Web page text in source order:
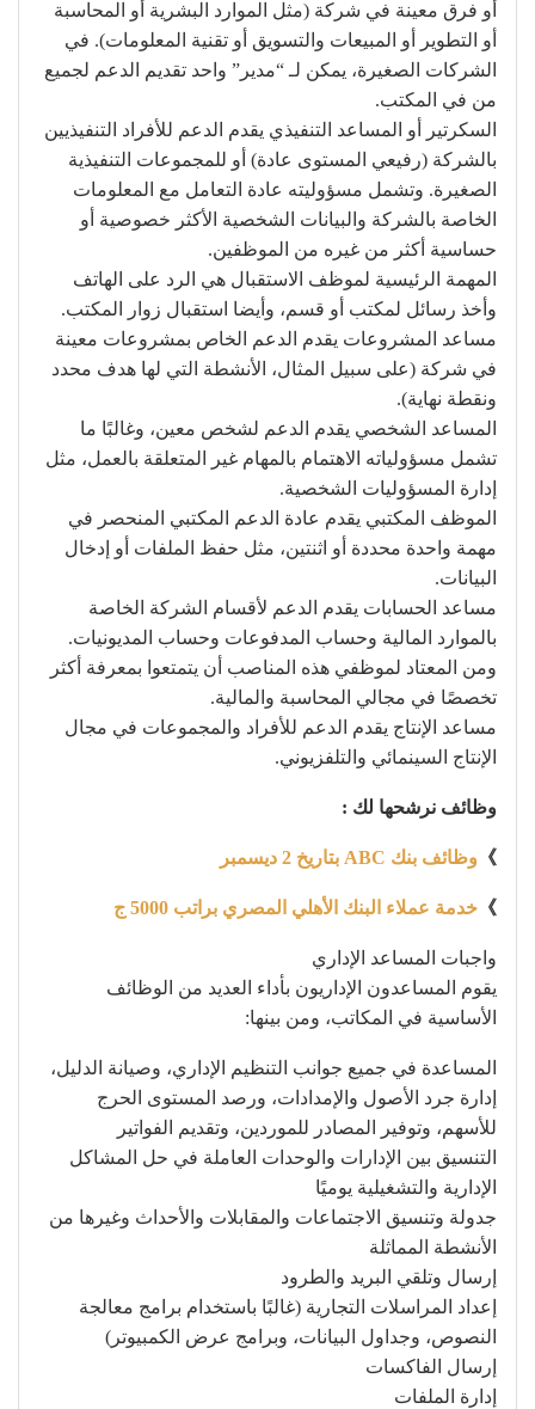
أو فرق معينة في شركة (مثل الموارد البشرية أو المحاسبة
أو التطوير أو المبيعات والتسويق أو تقنية المعلومات). في
الشركات الصغيرة، يمكن لـ “مدير” واحد تقديم الدعم لجميع
من في المكتب.
السكرتير أو المساعد التنفيذي يقدم الدعم للأفراد التنفيذيين
بالشركة (رفيعي المستوى عادة) أو للمجموعات التنفيذية
الصغيرة. وتشمل مسؤوليته عادة التعامل مع المعلومات
الخاصة بالشركة والبيانات الشخصية الأكثر خصوصية أو
حساسية أكثر من غيره من الموظفين.
المهمة الرئيسية لموظف الاستقبال هي الرد على الهاتف
وأخذ رسائل لمكتب أو قسم، وأيضا استقبال زوار المكتب.
مساعد المشروعات يقدم الدعم الخاص بمشروعات معينة
في شركة (على سبيل المثال، الأنشطة التي لها هدف محدد
ونقطة نهاية).
المساعد الشخصي يقدم الدعم لشخص معين، وغالبًا ما
تشمل مسؤولياته الاهتمام بالمهام غير المتعلقة بالعمل، مثل
إدارة المسؤوليات الشخصية.
الموظف المكتبي يقدم عادة الدعم المكتبي المنحصر في
مهمة واحدة محددة أو اثنتين، مثل حفظ الملفات أو إدخال
البيانات.
مساعد الحسابات يقدم الدعم لأقسام الشركة الخاصة
بالموارد المالية وحساب المدفوعات وحساب المديونيات.
ومن المعتاد لموظفي هذه المناصب أن يتمتعوا بمعرفة أكثر
تخصصًا في مجالي المحاسبة والمالية.
مساعد الإنتاج يقدم الدعم للأفراد والمجموعات في مجال
الإنتاج السينمائي والتلفزيوني.
وظائف نرشحها لك :
》 وظائف بنك ABC بتاريخ 2 ديسمبر
》 خدمة عملاء البنك الأهلي المصري براتب 5000 ج
واجبات المساعد الإداري
يقوم المساعدون الإداريون بأداء العديد من الوظائف
الأساسية في المكاتب، ومن بينها:
المساعدة في جميع جوانب التنظيم الإداري، وصيانة الدليل،
إدارة جرد الأصول والإمدادات، ورصد المستوى الحرج
للأسهم، وتوفير المصادر للموردين، وتقديم الفواتير
التنسيق بين الإدارات والوحدات العاملة في حل المشاكل
الإدارية والتشغيلية يوميًا
جدولة وتنسيق الاجتماعات والمقابلات والأحداث وغيرها من
الأنشطة المماثلة
إرسال وتلقي البريد والطرود
إعداد المراسلات التجارية (غالبًا باستخدام برامج معالجة
النصوص، وجداول البيانات، وبرامج عرض الكمبيوتر)
إرسال الفاكسات
إدارة الملفات